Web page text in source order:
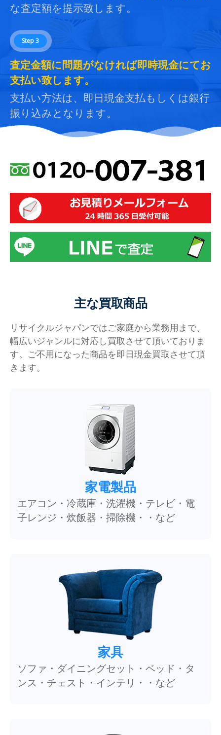
な査定額を提示致します。
Step 3
査定金額に問題がなければ即時現金にてお
支払い致します。
支払い方法は、即日現金支払もしくは銀行
振り込みとなります。
主な買取商品
リサイクルジャパンではご家庭から業務用まで、
幅広いジャンルに対応し買取させて頂いておりま
す。ご不用になった商品を即日現金買取させて頂
きます。
家電製品
エアコン・冷蔵庫・洗濯機・テレビ・電
子レンジ・炊飯器・掃除機・・など
家具
ソファ・ダイニングセット・ベッド・タ
ンス・チェスト・インテリ・・など